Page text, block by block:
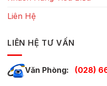
Liên Hệ
LIÊN HỆ TƯ VẤN
Văn Phòng: (028)